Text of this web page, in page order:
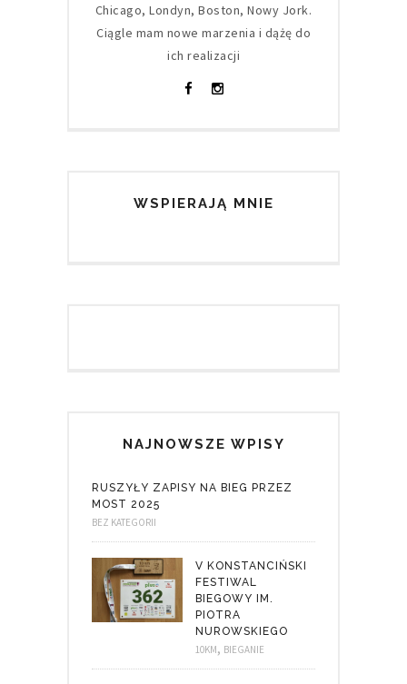
Chicago, Londyn, Boston, Nowy Jork.
Ciągle mam nowe marzenia i dążę do
ich realizacji
WSPIERAJĄ MNIE
NAJNOWSZE WPISY
RUSZYŁY ZAPISY NA BIEG PRZEZ
MOST 2025
BEZ KATEGORII
V KONSTANCIŃSKI
FESTIWAL
BIEGOWY IM.
PIOTRA
NUROWSKIEGO
10KM, BIEGANIE